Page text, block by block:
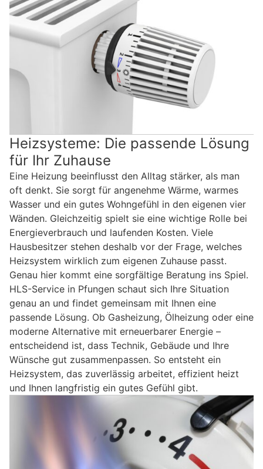
Heizsysteme: Die passende Lösung
für Ihr Zuhause
Eine Heizung beeinflusst den Alltag stärker, als man
oft denkt. Sie sorgt für angenehme Wärme, warmes
Wasser und ein gutes Wohngefühl in den eigenen vier
Wänden. Gleichzeitig spielt sie eine wichtige Rolle bei
Energieverbrauch und laufenden Kosten. Viele
Hausbesitzer stehen deshalb vor der Frage, welches
Heizsystem wirklich zum eigenen Zuhause passt.
Genau hier kommt eine sorgfältige Beratung ins Spiel.
HLS-Service in Pfungen schaut sich Ihre Situation
genau an und findet gemeinsam mit Ihnen eine
passende Lösung. Ob Gasheizung, Ölheizung oder eine
moderne Alternative mit erneuerbarer Energie –
entscheidend ist, dass Technik, Gebäude und Ihre
Wünsche gut zusammenpassen. So entsteht ein
Heizsystem, das zuverlässig arbeitet, effizient heizt
und Ihnen langfristig ein gutes Gefühl gibt.